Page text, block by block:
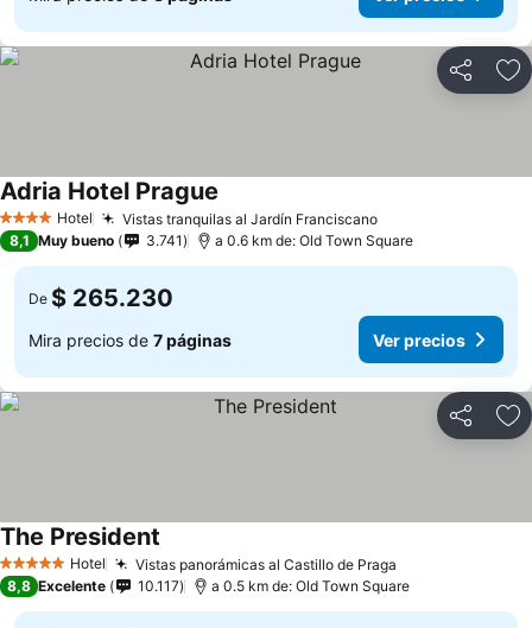
Compartir
4 EstrellasHotel Vistas tranquilas al Jardín FranciscanoVer precios
Adria Hotel Prague
8,1 Muy bueno 3.741 a 0.6 km de: Old Town Square
De $ 265.230
Mira precios de 7 páginas Ver precios
Compartir
5 Estrellas Hotel Vistas panorámicas al Castillo de Praga
The President
8,8 Excelente 10.117 a 0.5 km de: Old Town Square